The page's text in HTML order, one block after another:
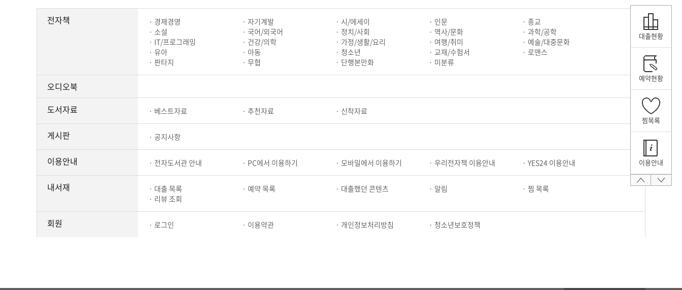
전자책 경제경영 자기계발 시/에세이 인문
종교
소설
국어/외국어 정치/사회 역사/문화
과학/공학
IT/프로그래밍
건강/의학 가정/생활/요리 여행/취미
예술/대중문화
유아
아동 청소년 교재/수험서
로맨스
판타지
무협 단행본만화 미분류
오디오북
도서자료
베스트자료 추천자료 신착자료
게시판 공지사항
이용안내 전자도서관 안내 PC에서 이용하기 모바일에서 이용하기 우리전자책 이용안내 YES24 이용안내
내서재 대출 목록 예약 목록 대출했던 콘텐츠 알림
찜 목록
리뷰 조회
회원 로그인 이용약관 개인정보처리방침 청소년보호정책
대출현황
예약현황
찜목록
이용안내